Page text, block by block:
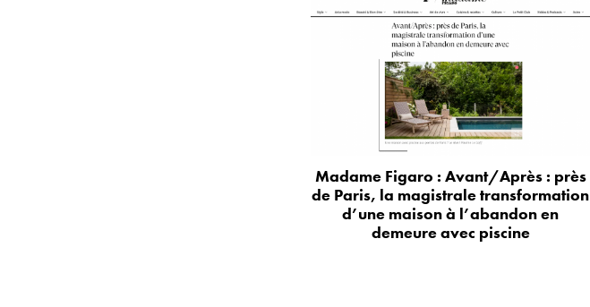
Madame Figaro : Avant/Après : près
de Paris, la magistrale transformation
d’une maison à l’abandon en
demeure avec piscine